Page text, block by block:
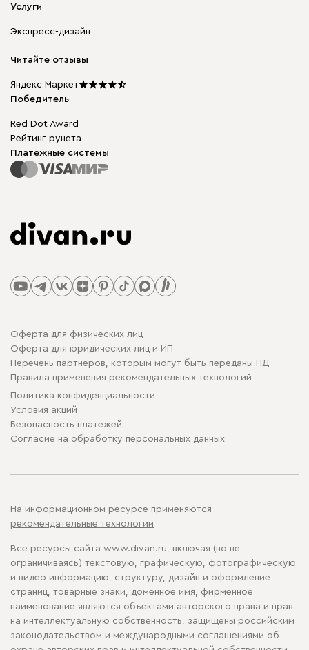
Доставка и оплата
диван.клуб
Подарочные сертификаты
Мы в прессе
Мягкая мебель
Бескаркасная мебель
Столы и стулья
Услуги
Экспресс-дизайн
Читайте отзывы
Яндекс Маркет
Победитель
Red Dot Award
Рейтинг рунета
Платежные системы
Оферта для физических лиц
Оферта для юридических лиц и ИП
Перечень партнеров, которым могут быть переданы ПД
Правила применения рекомендательных технологий
Политика конфиденциальности
Условия акций
Безопасность платежей
Cогласие на обработку персональных данных
На информационном ресурсе применяются
рекомендательные технологии
Все ресурсы сайта www.divan.ru, включая (но не
ограничиваясь) текстовую, графическую, фотографическую
и видео информацию, структуру, дизайн и оформление
страниц, товарные знаки, доменное имя, фирменное
наименование являются объектами авторского права и прав
на интеллектуальную собственность, защищены российским
законодательством и международными соглашениями об